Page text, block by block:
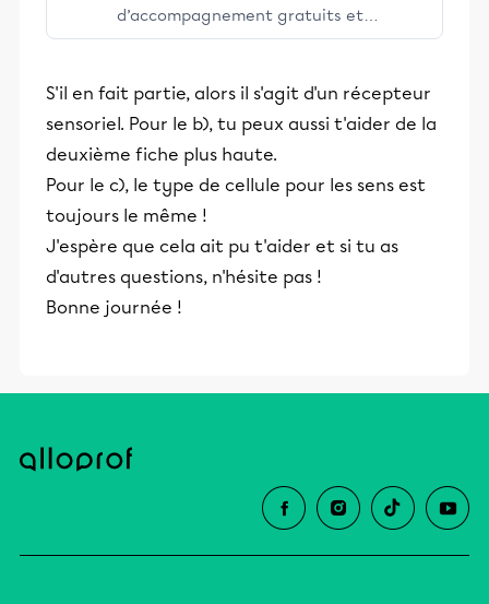
d’accompagnement gratuits et
stimulants, Alloprof engage les élèves
éducative.
S'il en fait partie, alors il s'agit d'un récepteur
sensoriel. Pour le b), tu peux aussi t'aider de la
deuxième fiche plus haute.
Pour le c), le type de cellule pour les sens est
toujours le même !
J'espère que cela ait pu t'aider et si tu as
d'autres questions, n'hésite pas !
Bonne journée !